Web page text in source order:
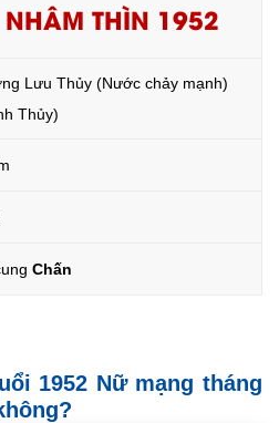
NHÂM THÌN 1952
Lưu Thủy (Nước chảy mạnh)
Thủy)
Chấn
1952 Nữ mạng tháng